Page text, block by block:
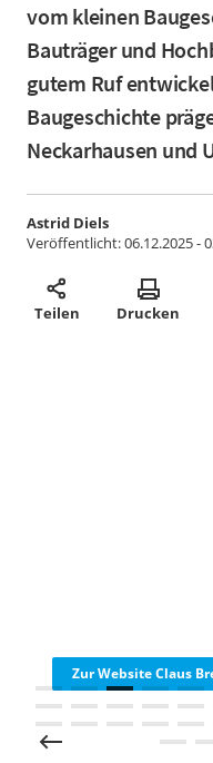
vom kleinen
Bauträger und
gutem Ruf
Baugeschichte
Neckarhausen und
Astrid Diels
Veröffentlicht:06.12.2025 -
Teilen Drucken
Claus Breining
Zur Website Claus